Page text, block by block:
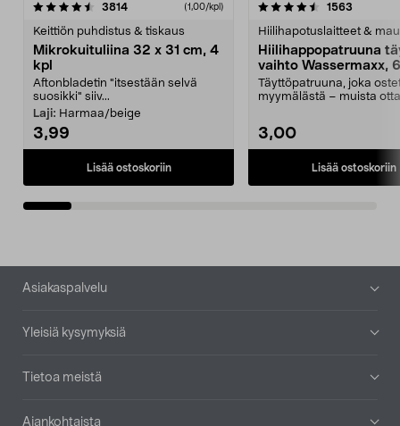
3814arvostelut (1,00/kpl)
Keittiön puhdistus & tiskaus
Mikrokuituliina 32 x 31 cm, 4
kpl
Aftonbladetin "itsestään selvä
suosikki" siiv...
Laji: Harmaa/beige
3,99
Lisää ostoskoriin
4.5viidestä
1563
Hiilihapotuslaitteet &
Hiilihappopatruuna
vaihto Wassermaxx,
Täyttöpatruuna, joka
myymälästä – muista
3,00
Lisää ostoskoriin
4.5viidestä
Alatunniste
Asiakaspalvelu
Yleisiä kysymyksiä
Tietoa meistä
Ajankohtaista